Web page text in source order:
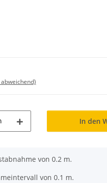
In den
von 0.2 m.
von 0.1 m.